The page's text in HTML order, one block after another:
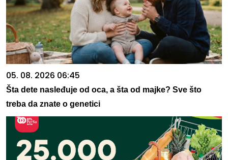
05. 08. 2026 06:45
Šta dete nasleđuje od oca, a šta od majke? Sve što
treba da znate o genetici